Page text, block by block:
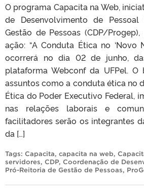
O programa Capacita na Web,
de Desenvolvimento de
Gestão de Pessoas (CDP/
ação: “A Conduta Ética no ‘Novo
ocorrerá no dia 02 de junho,
plataforma Webconf da UFPel. O
assuntos como a conduta ética no
Ética do Poder Executivo Federal,
nas relações laborais e
facilitadores serão os integrantes
da […]
Tags: Capacita, capacita na web,
servidores, CDP, Coordenação de
Pró-Reitoria de Gestão de Pessoas,